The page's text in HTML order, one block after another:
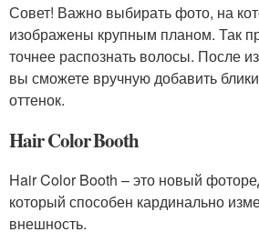
Совет! Важно выбирать фото, на
изображены крупным планом. Так
точнее распознать волосы. После
вы сможете вручную добавить
оттенок.
Hair Color Booth
Hair Color Booth – это новый
который способен кардинально
внешность.